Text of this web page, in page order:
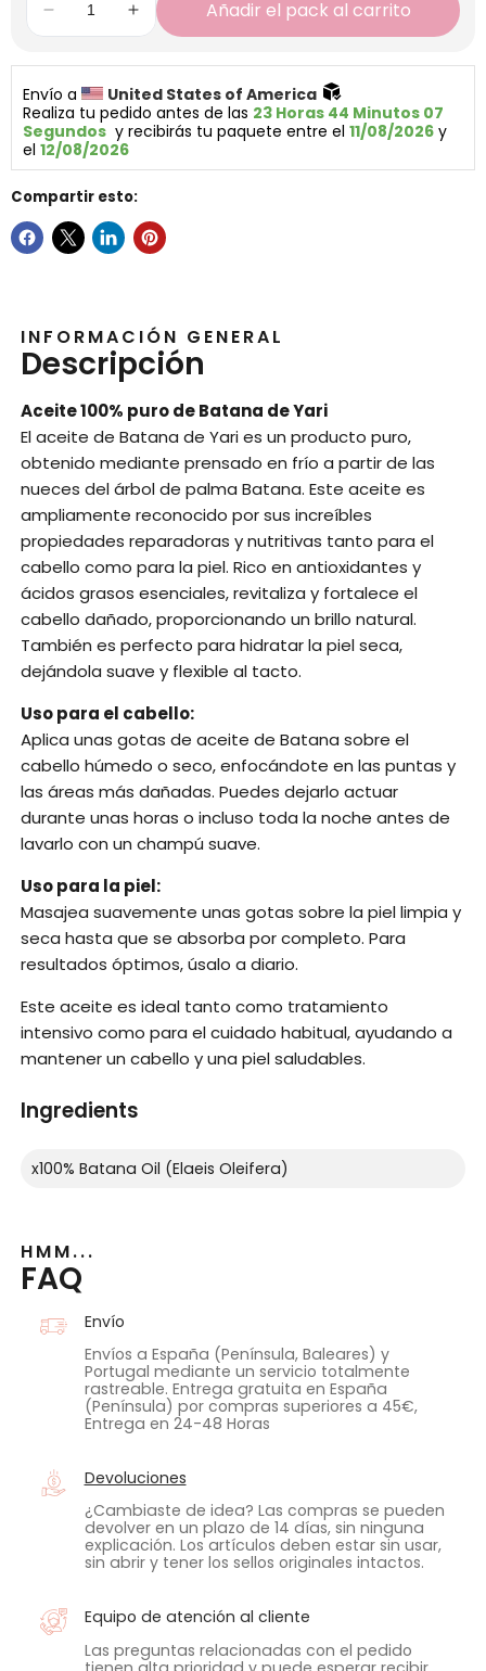
Añadir el pack al carrito
Envío a
United States of America
Realiza tu pedido antes de las 23 Horas 44 Minutos 07
Segundos
  y recibirás tu paquete entre el
11/08/2026 y
el 12/08/2026
Compartir esto:
INFORMACIÓN GENERAL
Descripción
Aceite 100% puro de Batana de Yari
El aceite de Batana de Yari es un producto puro,
obtenido mediante prensado en frío a partir de las
nueces del árbol de palma Batana. Este aceite es
ampliamente reconocido por sus increíbles
propiedades reparadoras y nutritivas tanto para el
cabello como para la piel. Rico en antioxidantes y
ácidos grasos esenciales, revitaliza y fortalece el
cabello dañado, proporcionando un brillo natural.
También es perfecto para hidratar la piel seca,
dejándola suave y flexible al tacto.
Uso para el cabello:
Aplica unas gotas de aceite de Batana sobre el
cabello húmedo o seco, enfocándote en las puntas y
las áreas más dañadas. Puedes dejarlo actuar
durante unas horas o incluso toda la noche antes de
lavarlo con un champú suave.
Uso para la piel:
Masajea suavemente unas gotas sobre la piel limpia y
seca hasta que se absorba por completo. Para
resultados óptimos, úsalo a diario.
Este aceite es ideal tanto como tratamiento
intensivo como para el cuidado habitual, ayudando a
mantener un cabello y una piel saludables.
Ingredients
x100% Batana Oil (Elaeis Oleifera)
HMM...
FAQ
Envío
Envíos a España (Península, Baleares) y
Portugal mediante un servicio totalmente
rastreable. Entrega gratuita en España
(Península) por compras superiores a 45€,
Entrega en 24-48 Horas
Devoluciones
¿Cambiaste de idea? Las compras se pueden
devolver en un plazo de 14 días, sin ninguna
explicación. Los artículos deben estar sin usar,
sin abrir y tener los sellos originales intactos.
Equipo de atención al cliente
Las preguntas relacionadas con el pedido